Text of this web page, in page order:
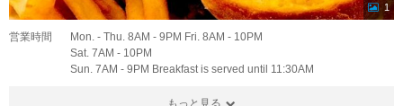
1
営業時間
Mon. - Thu. 8AM - 9PM Fri. 8AM - 10PM
Sat. 7AM - 10PM
Sun. 7AM - 9PM Breakfast is served until 11:30AM
もっと見る